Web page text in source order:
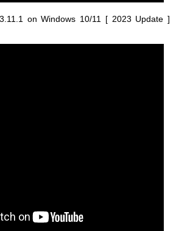
on Windows 10/11 [ 2023 Update ]